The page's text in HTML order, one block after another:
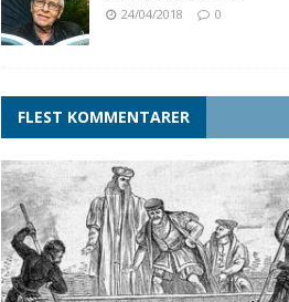
24/04/2018 0
FLEST KOMMENTARER